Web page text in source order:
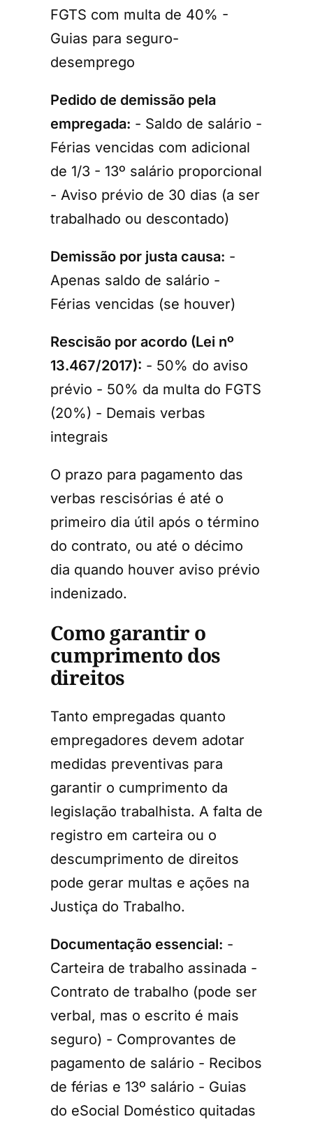
FGTS com multa de 40% -
Guias para seguro-
desemprego
Pedido de demissão pela
empregada: - Saldo de salário -
Férias vencidas com adicional
de 1/3 - 13º salário proporcional
- Aviso prévio de 30 dias (a ser
trabalhado ou descontado)
Demissão por justa causa: -
Apenas saldo de salário -
Férias vencidas (se houver)
Rescisão por acordo (Lei nº
13.467/2017): - 50% do aviso
prévio - 50% da multa do FGTS
(20%) - Demais verbas
integrais
O prazo para pagamento das
verbas rescisórias é até o
primeiro dia útil após o término
do contrato, ou até o décimo
dia quando houver aviso prévio
indenizado.
Como garantir o
cumprimento dos
direitos
Tanto empregadas quanto
empregadores devem adotar
medidas preventivas para
garantir o cumprimento da
legislação trabalhista. A falta de
registro em carteira ou o
descumprimento de direitos
pode gerar multas e ações na
Justiça do Trabalho.
Documentação essencial: -
Carteira de trabalho assinada -
Contrato de trabalho (pode ser
verbal, mas o escrito é mais
seguro) - Comprovantes de
pagamento de salário - Recibos
de férias e 13º salário - Guias
do eSocial Doméstico quitadas